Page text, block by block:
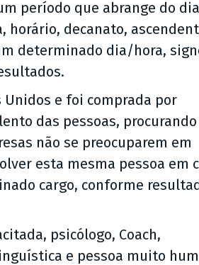
período que abrange do
horário, decanato,
determinado dia/hora,
e foi comprada por
das pessoas, procurando
não se preocuparem em
esta mesma pessoa em
cargo, conforme
psicólogo, Coach,
e pessoa muito